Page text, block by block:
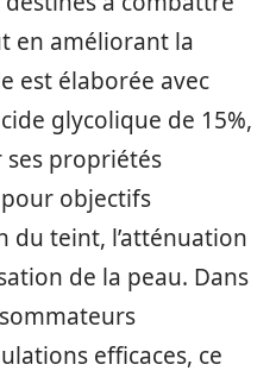
en améliorant la
est élaborée avec
glycolique de 15%,
propriétés
objectifs
du teint, l’atténuation
de la peau. Dans
efficaces, ce